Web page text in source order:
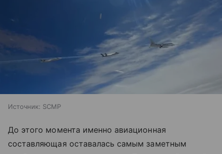
Источник: SCMP
До этого момента именно авиационная
составляющая оставалась самым заметным